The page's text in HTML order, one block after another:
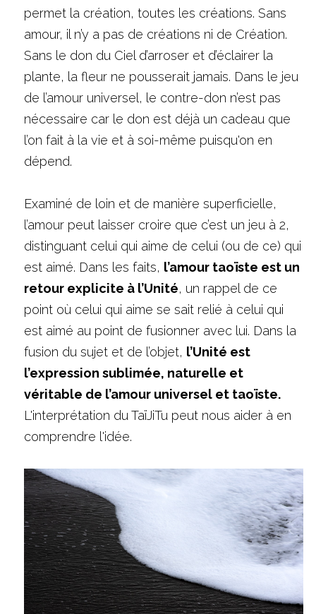
permet la création, toutes les créations. Sans
amour, il n’y a pas de créations ni de Création.
Sans le don du Ciel d’arroser et d’éclairer la
plante, la fleur ne pousserait jamais. Dans le jeu
de l’amour universel, le contre-don n’est pas
nécessaire car le don est déjà un cadeau que
l’on fait à la vie et à soi-même puisqu'on en
dépend.
Examiné de loin et de manière superficielle,
l’amour peut laisser croire que c’est un jeu à 2,
distinguant celui qui aime de celui (ou de ce) qui
est aimé. Dans les faits, l’amour taoïste est un
retour explicite à l’Unité, un rappel de ce
point où celui qui aime se sait relié à celui qui
est aimé au point de fusionner avec lui. Dans la
fusion du sujet et de l’objet, l’Unité est
l’expression sublimée, naturelle et
L'interprétation du TaïJiTu peut nous aider à en
comprendre l'idée.